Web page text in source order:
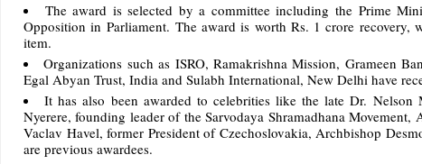
The award is selected by a committee including the Prime
Opposition in Parliament. The award is worth Rs. 1 crore
item.
Organizations such as ISRO, Ramakrishna Mission, Grameen
Egal Abyan Trust, India and Sulabh International, New Delhi have
It has also been awarded to celebrities like the late Dr.
Nyerere, founding leader of the Sarvodaya Shramadhana
Vaclav Havel, former President of Czechoslovakia, Archbishop
are previous awardees.